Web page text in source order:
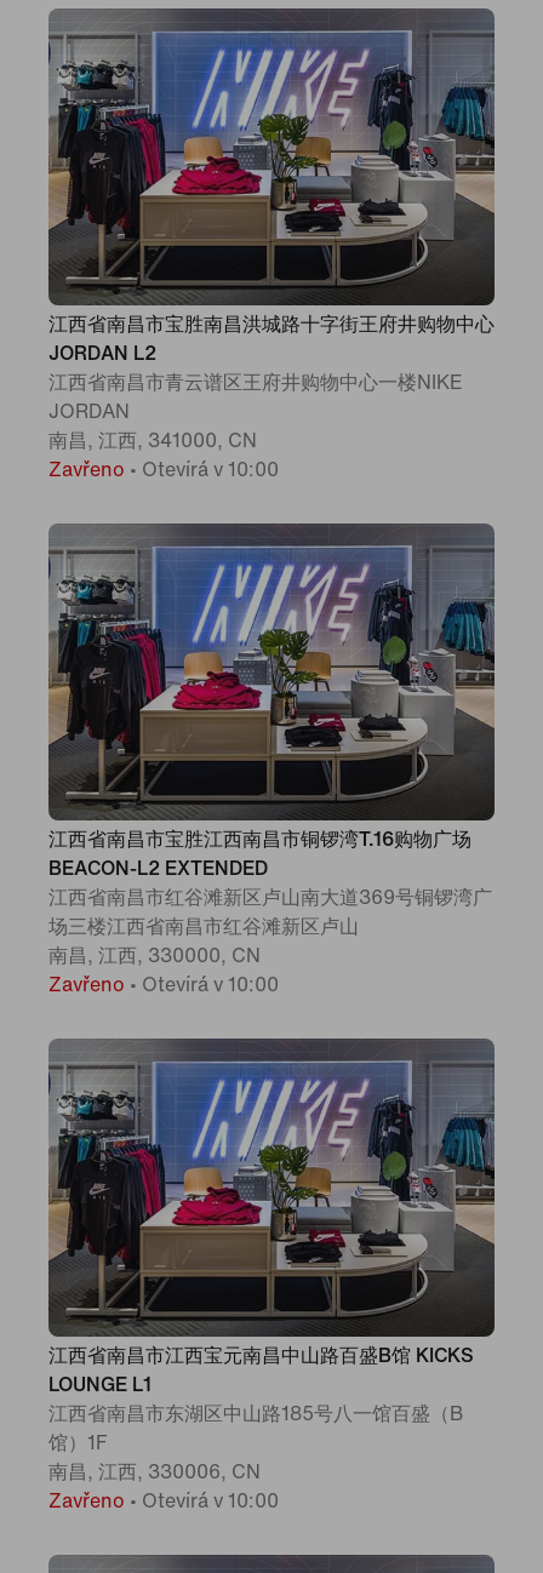
江西省南昌市宝胜南昌洪城路十字街王府井购物中心
JORDAN L2
江西省南昌市青云谱区王府井购物中心一楼NIKE
JORDAN
南昌, 江西, 341000, CN
Zavřeno • Otevírá v 10:00
江西省南昌市宝胜江西南昌市铜锣湾T.16购物广场
BEACON-L2 EXTENDED
江西省南昌市红谷滩新区卢山南大道369号铜锣湾广
场三楼江西省南昌市红谷滩新区卢山
南昌, 江西, 330000, CN
Zavřeno • Otevírá v 10:00
江西省南昌市江西宝元南昌中山路百盛B馆 KICKS
LOUNGE L1
江西省南昌市东湖区中山路185号八一馆百盛（B
馆）1F
南昌, 江西, 330006, CN
Zavřeno • Otevírá v 10:00